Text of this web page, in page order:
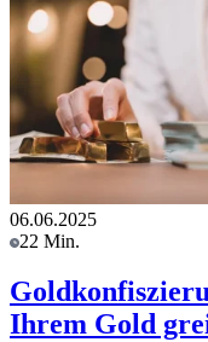
06.06.2025
22 Min.
Ihrem Gold